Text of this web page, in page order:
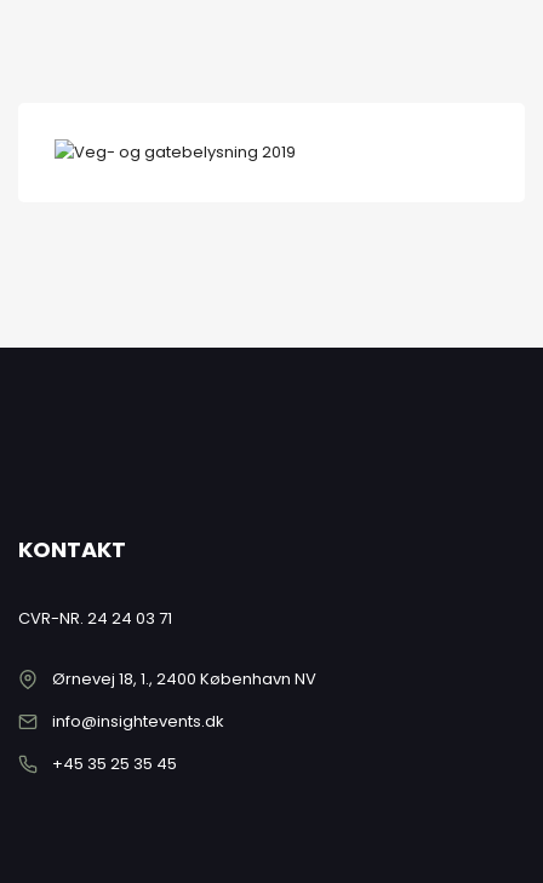
KONTAKT
CVR-NR. 24 24 03 71
Ørnevej 18, 1., 2400 København NV
info@insightevents.dk
+45 35 25 35 45